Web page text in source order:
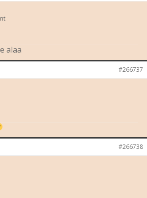
alaa
#266737
#266738